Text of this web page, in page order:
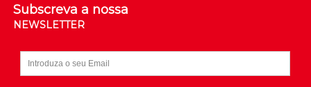
Subscreva a nossa
NEWSLETTER